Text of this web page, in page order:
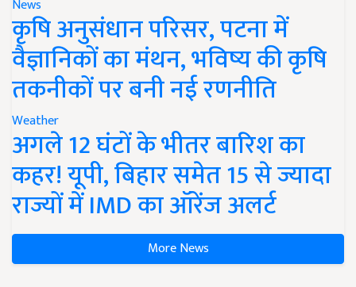
News
कृषि अनुसंधान परिसर, पटना में
वैज्ञानिकों का मंथन, भविष्य की कृषि
तकनीकों पर बनी नई रणनीति
Weather
अगले 12 घंटों के भीतर बारिश का
कहर! यूपी, बिहार समेत 15 से ज्यादा
राज्यों में IMD का ऑरेंज अलर्ट
More News